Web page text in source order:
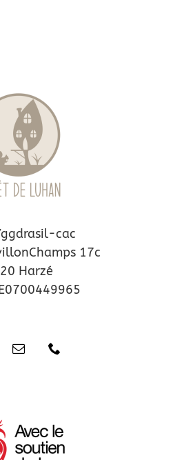
cac
17c
Harzé